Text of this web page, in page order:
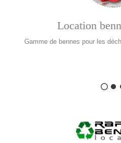
Location
Gamme de bennes pour les